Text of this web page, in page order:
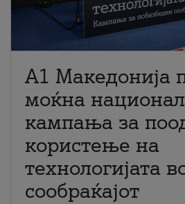
A1 Македонија
моќна
кампања за
користење на
технологијата
сообраќајот